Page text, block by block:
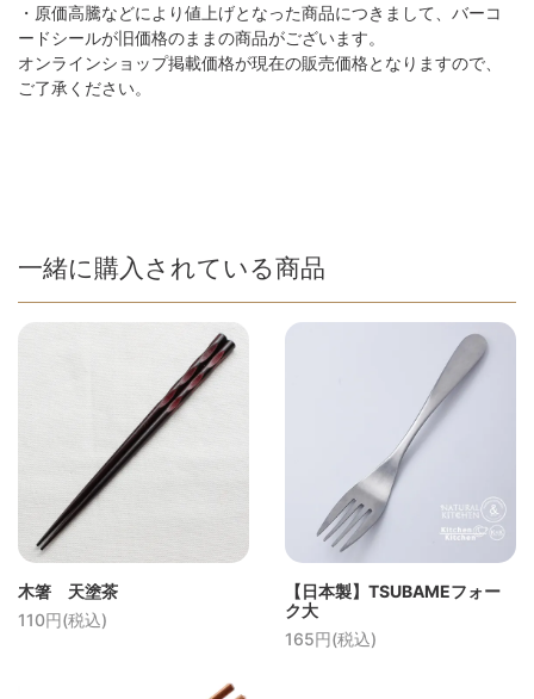
・原価高騰などにより値上げとなった商品につきまして、バーコ
ードシールが旧価格のままの商品がございます。
オンラインショップ掲載価格が現在の販売価格となりますので、
ご了承ください。
一緒に購入されている商品
木箸 天塗茶
110円(税込)
【日本製】TSUBAMEフォー
ク大
165円(税込)